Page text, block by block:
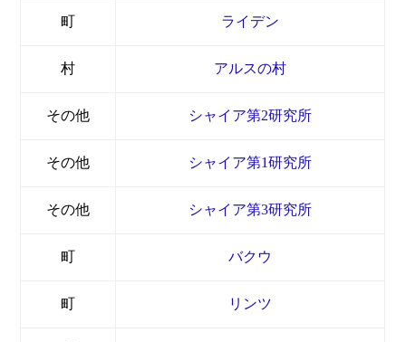
町 ライデン
村 アルスの村
その他 シャイア第2研究所
その他 シャイア第1研究所
その他 シャイア第3研究所
町 バクウ
町 リンツ